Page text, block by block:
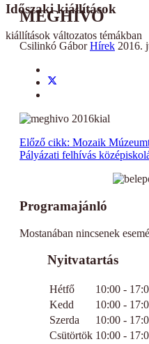
Időszaki kiállítások
kiállítások változatos témákban
MEGHÍVÓ
Csilinkó Gábor Hírek 2016.
Előző cikk: Mozaik
Pályázati felhívás
Programajánló
Mostanában nincsenek
Nyitvatartás
Hétfő
10:00 -
Kedd
10:00 -
Szerda
10:00 -
Csütörtök 10:00 -